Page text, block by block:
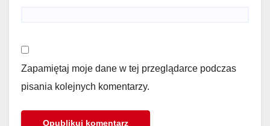
Zapamiętaj moje dane w tej przeglądarce podczas
pisania kolejnych komentarzy.